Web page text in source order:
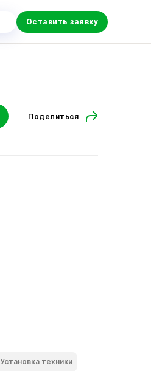
Оставить заявку
Поделиться
Установка техники